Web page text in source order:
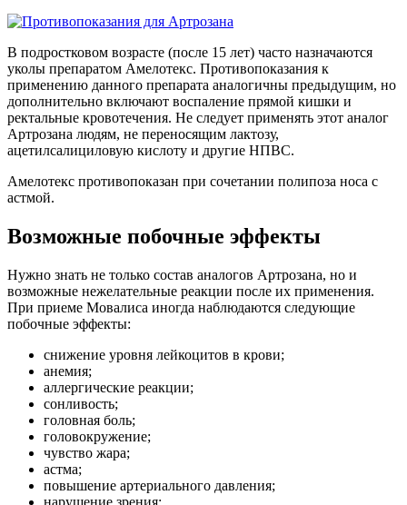
В подростковом возрасте (после 15 лет) часто назначаются
уколы препаратом Амелотекс. Противопоказания к
применению данного препарата аналогичны предыдущим, но
дополнительно включают воспаление прямой кишки и
ректальные кровотечения. Не следует применять этот аналог
Артрозана людям, не переносящим лактозу,
ацетилсалициловую кислоту и другие НПВС.
Амелотекс противопоказан при сочетании полипоза носа с
астмой.
Возможные побочные эффекты
Нужно знать не только состав аналогов Артрозана, но и
возможные нежелательные реакции после их применения.
При приеме Мовалиса иногда наблюдаются следующие
побочные эффекты:
снижение уровня лейкоцитов в крови;
анемия;
аллергические реакции;
сонливость;
головная боль;
головокружение;
чувство жара;
астма;
повышение артериального давления;